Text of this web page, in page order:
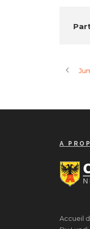
A
Accueil